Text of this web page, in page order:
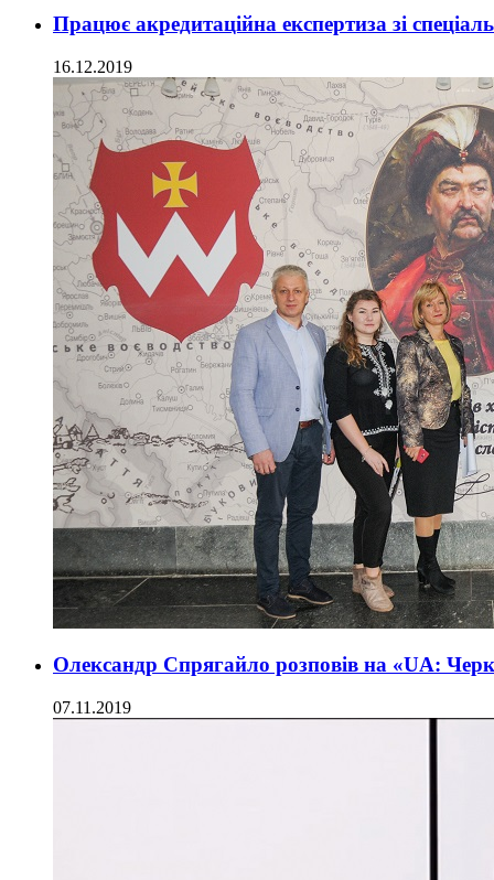
Працює акредитаційна експертиза зі
16.12.2019
Олександр Спрягайло розповів на «UA:
07.11.2019